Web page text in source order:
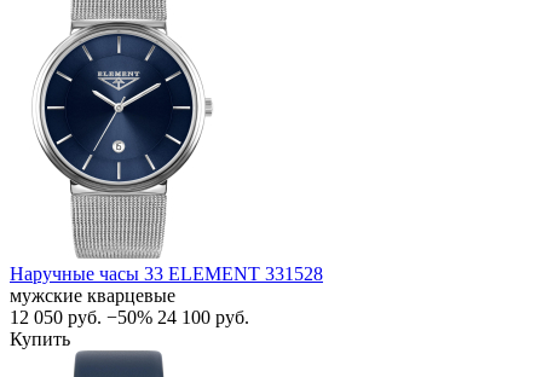
Наручные часы 33 ELEMENT 331528
мужские кварцевые
12 050 руб. −50% 24 100 руб.
Купить